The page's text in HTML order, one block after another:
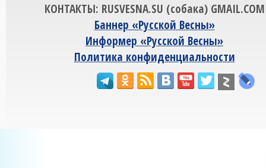
КОНТАКТЫ: RUSVESNA.SU (собака) GMAIL.COM
Баннер «Русской Весны»
Информер «Русской Весны»
Политика конфиденциальности